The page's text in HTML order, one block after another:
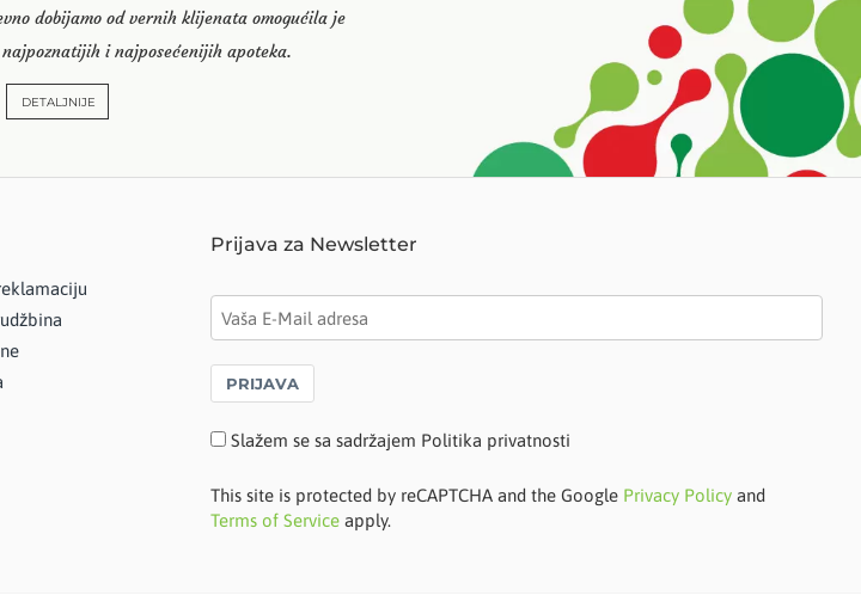
dobijamo od vernih klijenata omogućila je
i najposećenijih apoteka.
DETALJNIJE
Prijava za Newsletter
PRIJAVA
Slažem se sa sadržajem Politika privatnosti
This site is protected by reCAPTCHA and the Google Privacy Policy and
Terms of Service apply.